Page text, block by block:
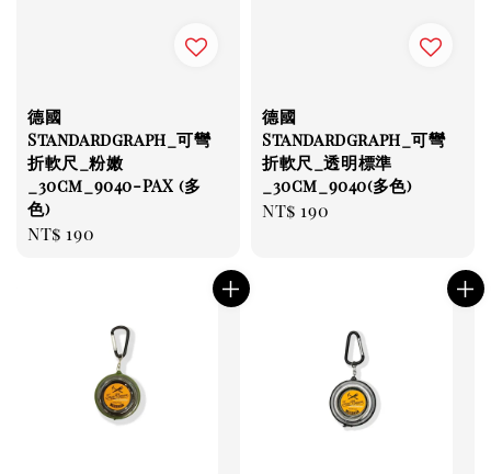
德國
Standardgraph_可彎
折軟尺_粉嫩
_30cm_9040-PAX (多
色)
Regular
NT$ 190
德國
Standardgraph_可彎
折軟尺_透明標準
_30cm_9040(多色)
Regular
NT$ 190